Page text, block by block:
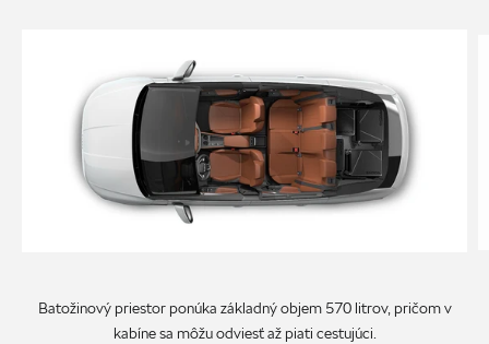
Batožinový priestor ponúka základný objem 570 litrov, pričom v
kabíne sa môžu odviesť až piati cestujúci.